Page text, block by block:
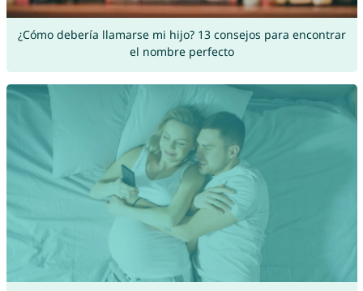
¿Cómo debería llamarse mi hijo? 13 consejos para encontrar
el nombre perfecto